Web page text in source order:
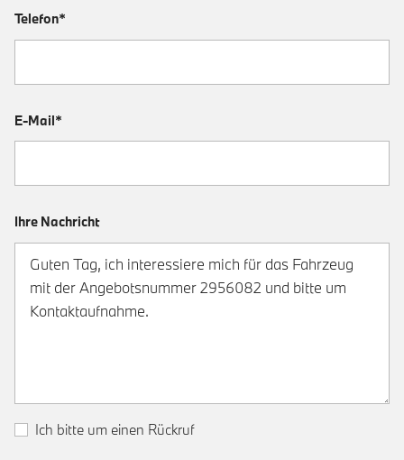
Telefon*
E-Mail*
Ihre Nachricht
Ich bitte um einen Rückruf